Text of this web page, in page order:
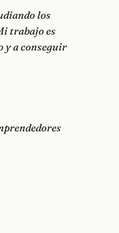
los
trabajo es
y a conseguir